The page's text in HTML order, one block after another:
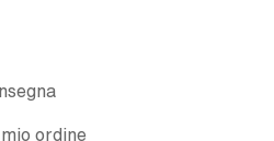
ordine